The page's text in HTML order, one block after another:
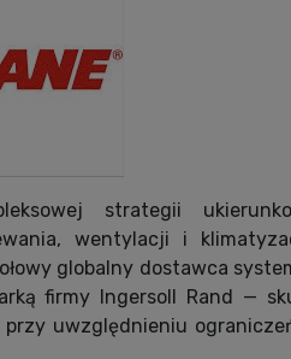
strategii
wentylacji i
globalny dostawca
firmy Ingersoll Rand —
uwzględnieniu